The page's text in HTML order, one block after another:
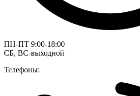
ПН-ПТ 9:00-18:00
СБ, ВС-выходной
Телефоны: